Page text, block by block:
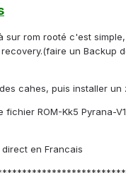
sur rom rooté c'est
un Backup
cahes, puis installer un
fichier ROM-Kk5 Pyrana-
en Francais